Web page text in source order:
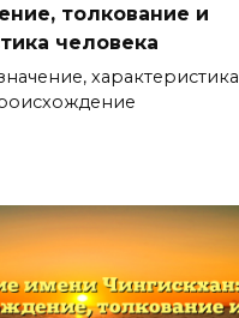
толкование и
человека
характеристика